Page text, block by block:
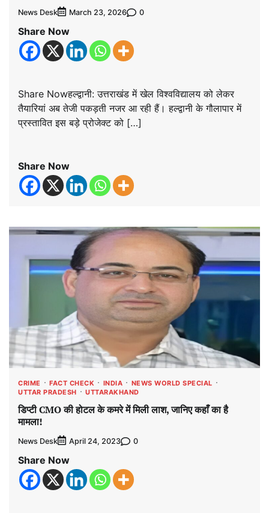
News Desk March 23, 2026 0
Share Now
Share Nowहल्द्वानी: उत्तराखंड में खेल विश्वविद्यालय को लेकर
तैयारियां अब तेजी पकड़ती नजर आ रही हैं। हल्द्वानी के गौलापार में
प्रस्तावित इस बड़े प्रोजेक्ट को […]
Share Now
CRIME FACT CHECK INDIA
NEWS WORLD SPECIAL
UTTAR PRADESH
UTTARAKHAND
डिप्टी CMO की होटल के कमरे में मिली लाश, जानिए कहाँ का है
मामला!
News Desk April 24, 2023 0
Share Now